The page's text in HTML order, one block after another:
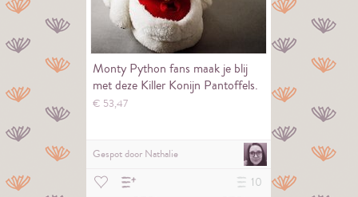
Monty Python fans maak je blij
met deze Killer Konijn Pantoffels.
€ 53,47
Gespot door Nathalie
10